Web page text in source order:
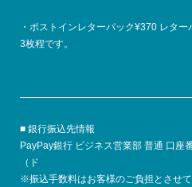
・ポストインレターパック¥370 レタ
3枚程です。
■ 銀行振込先情報
PayPay銀行 ビジネス営業部 普通 口座
（ド
※振込手数料はお客様のご負担とさせ